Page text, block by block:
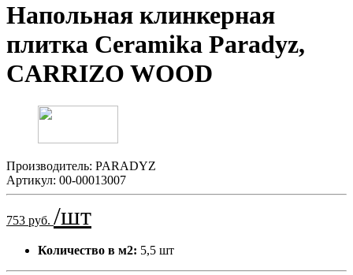
Напольная клинкерная
плитка Ceramika Paradyz,
CARRIZO WOOD
Производитель: PARADYZ
Артикул: 00-00013007
753 руб. /шт
Количество в м2: 5,5 шт